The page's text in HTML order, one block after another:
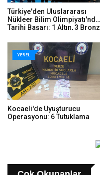
Türkiye'den Uluslararası
Nükleer Bilim Olimpiyatı'nda
Tarihi Başarı: 1 Altın, 3 Bronz
YEREL
Kocaeli'de Uyuşturucu
Operasyonu: 6 Tutuklama